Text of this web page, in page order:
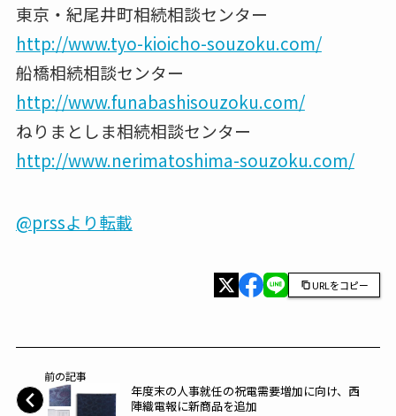
東京・紀尾井町相続相談センター
http://www.tyo-kioicho-souzoku.com/
船橋相続相談センター
http://www.funabashisouzoku.com/
ねりまとしま相続相談センター
http://www.nerimatoshima-souzoku.com/
@prssより転載
URLをコピー
前の記事
年度末の人事就任の祝電需要増加に向け、西
陣織電報に新商品を追加